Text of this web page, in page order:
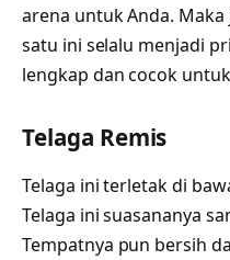
arena untuk Anda.
satu ini selalu menjadi
lengkap dan cocok
Telaga Remis
Telaga ini terletak di
Telaga ini suasananya
Tempatnya pun bersih